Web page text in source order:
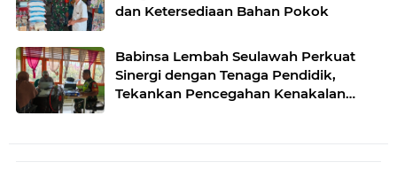
dan Ketersediaan Bahan Pokok
Babinsa Lembah Seulawah Perkuat
Sinergi dengan Tenaga Pendidik,
Tekankan Pencegahan Kenakalan